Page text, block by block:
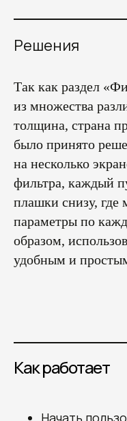
Решения
Так как раздел
из множества
толщина, страна
было принято
на несколько
фильтра, каждый
плашки снизу,
параметры по
образом,
удобным и
Как работает
Начать